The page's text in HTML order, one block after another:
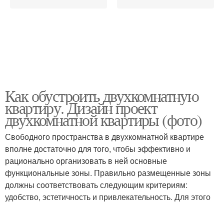
Как обустроить двухкомнатную
квартиру. Дизайн проект
двухкомнатной квартиры (фото)
Свободного пространства в двухкомнатной квартире
вполне достаточно для того, чтобы эффективно и
рационально организовать в ней основные
функциональные зоны. Правильно размещенные зоны
должны соответствовать следующим критериям:
удобство, эстетичность и привлекательность. Для этого